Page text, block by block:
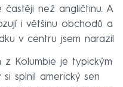
častěji než angličtinu. A
i většinu obchodů a
v centru jsem narazil
z Kolumbie je typickým
splnil americký sen